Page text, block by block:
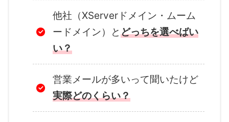
他社（XServerドメイン・ムーム
ードメイン）とどっちを選べばい
い？
営業メールが多いって聞いたけど
実際どのくらい？